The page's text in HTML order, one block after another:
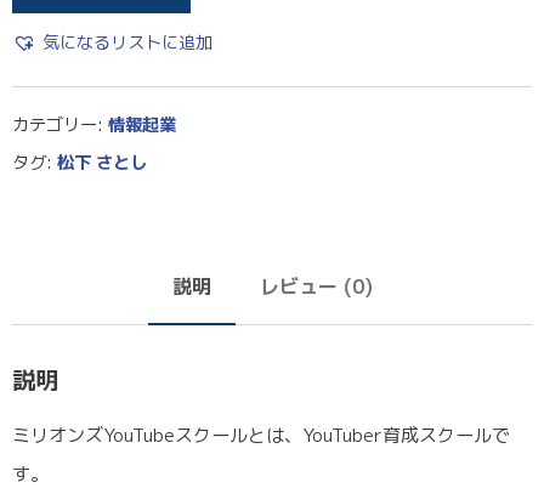
気になるリストに追加
カテゴリー: 情報起業
タグ: 松下 さとし
説明 レビュー (0)
説明
ミリオンズYouTubeスクールとは、YouTuber育成スクールで
す。